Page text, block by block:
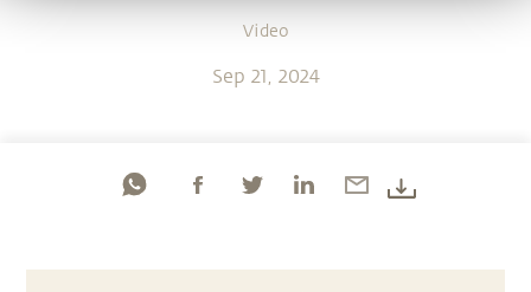
Video
Sep 21, 2024